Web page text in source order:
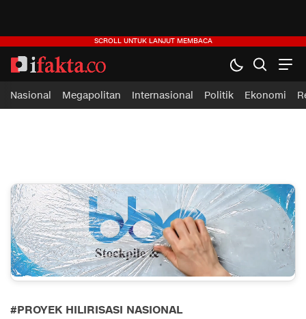
ifakta.co
#pastibenar
Nasional Megapolitan Internasional Politik Ekonomi
#PROYEK HILIRISASI NASIONAL